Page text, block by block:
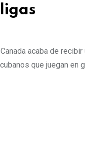
acaba de
que juegan en